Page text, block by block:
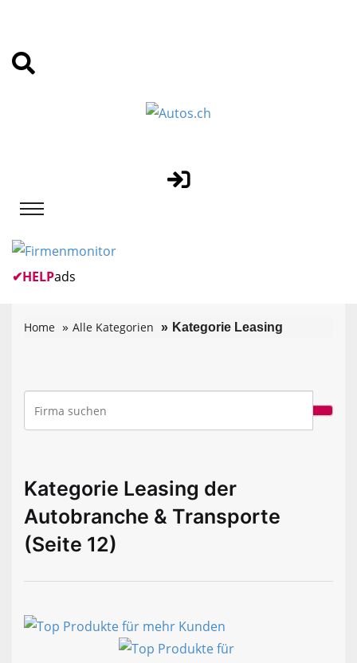
✔HELPads
Home Alle Kategorien Kategorie Leasing
Kategorie Leasing der
Autobranche & Transporte
(Seite 12)